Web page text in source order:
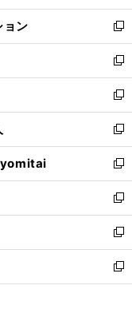
開
く
ウ
で
開
く
ン
ド
ウ
で
開
く
ウ
ィ
ン
ド
ウ
で
開
く
ョン
新
し
い
ウ
ィ
ン
ド
ウ
で
開
く
新
し
い
ウ
ィ
ン
ド
ウ
で
開
く
新
し
い
ウ
ィ
ン
ド
ウ
で
開
く
新
し
い
ウ
ィ
ン
ド
ウ
で
開
yomitai
新
し
い
ウ
ィ
ン
ド
ウ
新
し
い
ウ
ィ
ン
新
し
い
ウ
新
し